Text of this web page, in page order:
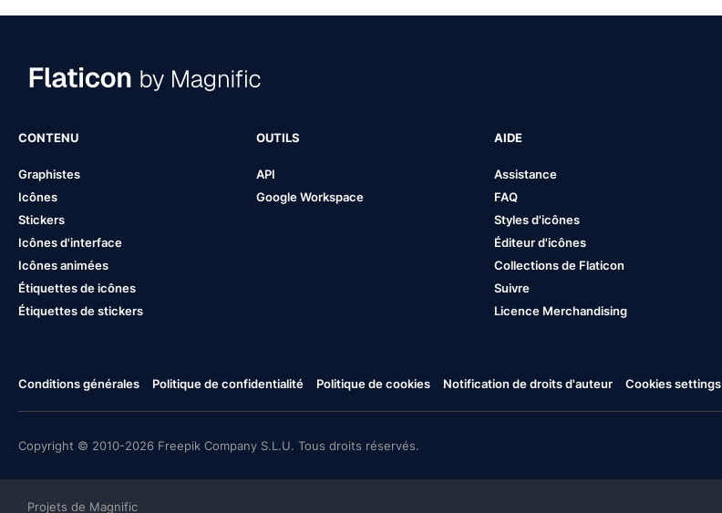
CONTENU
Graphistes
Icônes
Stickers
Icônes d'interface
Icônes animées
Étiquettes de icônes
Étiquettes de stickers
OUTILS
API
Google Workspace
AIDE
Assistance
FAQ
Styles d'icônes
Éditeur d'icônes
Collections de Flaticon
Suivre
Licence Merchandising
Conditions générales Politique de confidentialité Politique de cookies Notification de droits d'auteur Cookies settings
Copyright © 2010-2026 Freepik Company S.L.U. Tous droits réservés.
Projets de Magnific